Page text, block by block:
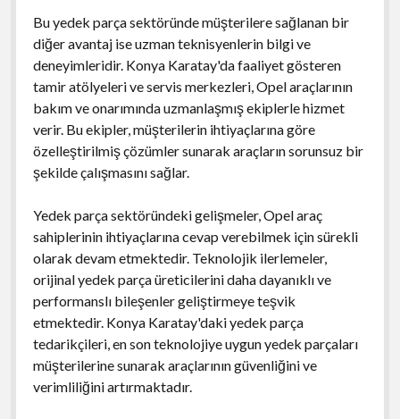
Bu yedek parça sektöründe müşterilere sağlanan bir
diğer avantaj ise uzman teknisyenlerin bilgi ve
deneyimleridir. Konya Karatay'da faaliyet gösteren
tamir atölyeleri ve servis merkezleri, Opel araçlarının
bakım ve onarımında uzmanlaşmış ekiplerle hizmet
verir. Bu ekipler, müşterilerin ihtiyaçlarına göre
özelleştirilmiş çözümler sunarak araçların sorunsuz bir
şekilde çalışmasını sağlar.
Yedek parça sektöründeki gelişmeler, Opel araç
sahiplerinin ihtiyaçlarına cevap verebilmek için sürekli
olarak devam etmektedir. Teknolojik ilerlemeler,
orijinal yedek parça üreticilerini daha dayanıklı ve
performanslı bileşenler geliştirmeye teşvik
etmektedir. Konya Karatay'daki yedek parça
tedarikçileri, en son teknolojiye uygun yedek parçaları
müşterilerine sunarak araçlarının güvenliğini ve
verimliliğini artırmaktadır.